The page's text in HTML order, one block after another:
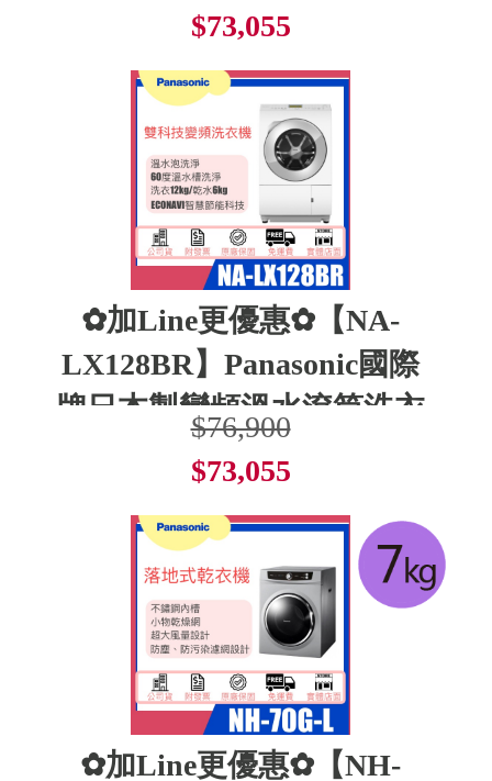
了解更多
$73,055
了解更多
✿加Line更優惠✿【NA-
LX128BR】Panasonic國際
牌日本製變頻溫水滾筒洗衣
$76,900
$73,055
✿加Line更優惠✿【NH-